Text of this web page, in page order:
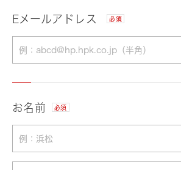
Eメールアドレス 必須
お名前 必須